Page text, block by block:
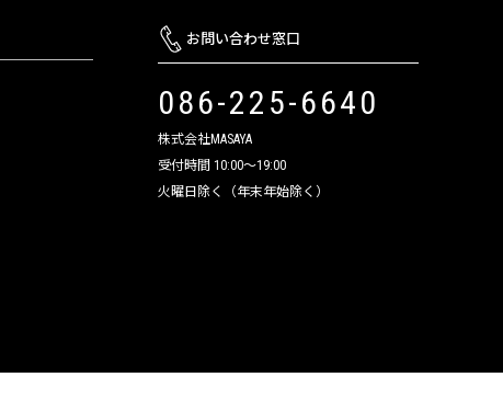
お問い合わせ窓口
086-225-6640
株式会社MASAYA
受付時間 10:00～19:00
火曜日除く（年末年始除く）